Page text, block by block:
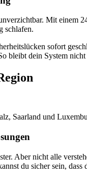
Mit einem
schlafen.
sofort
bleibt dein System
Saarland und
Aber nicht alle
du sicher sein,